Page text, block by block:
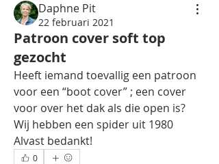
Daphne Pit
22 februari 2021
Patroon cover soft top
gezocht
Heeft iemand toevallig een patroon
voor een “boot cover” ; een cover
voor over het dak als die open is?
Wij hebben een spider uit 1980
Alvast bedankt!
0